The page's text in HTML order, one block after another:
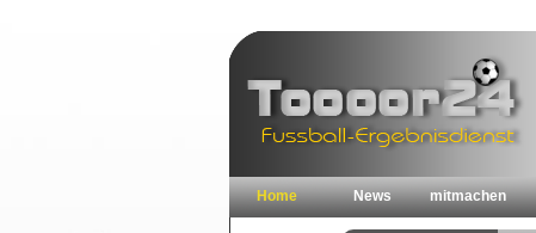
Home News mitmachen